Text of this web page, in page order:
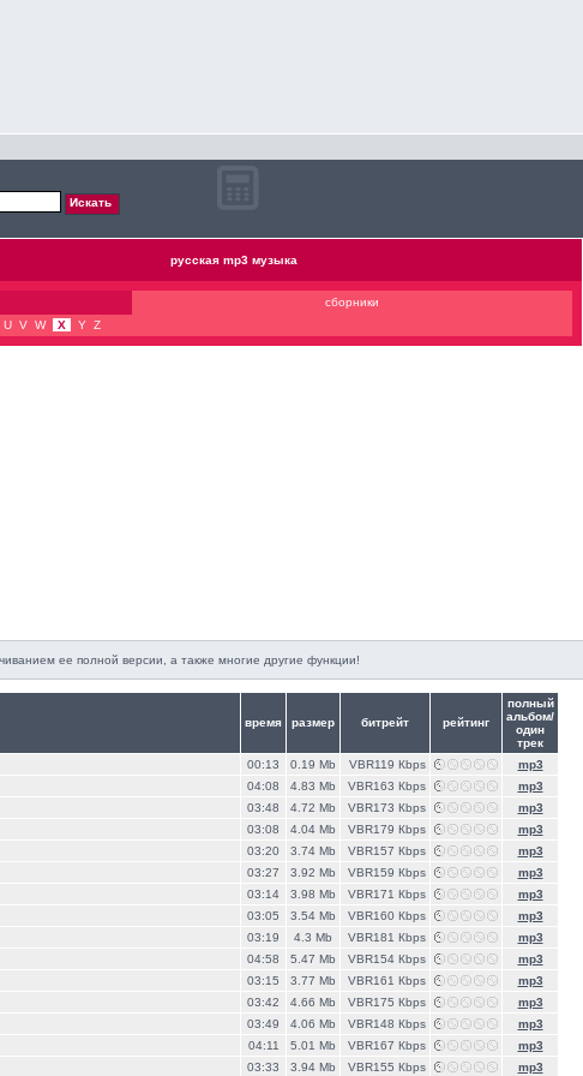
русская mp3 музыка
сборники
U V W X Y Z
ее полной версии, а также многие другие функции!
время размер битрейт рейтинг
полный
альбом/
один
трек
00:13 0.19 Mb VBR119 Кbps
mp3
04:08 4.83 Mb VBR163 Кbps
mp3
03:48 4.72 Mb VBR173 Кbps
mp3
03:08 4.04 Mb VBR179 Кbps
mp3
03:20 3.74 Mb VBR157 Кbps
mp3
03:27 3.92 Mb VBR159 Кbps
mp3
03:14 3.98 Mb VBR171 Кbps
mp3
03:05 3.54 Mb VBR160 Кbps
mp3
03:19 4.3 Mb VBR181 Кbps
mp3
04:58 5.47 Mb VBR154 Кbps
mp3
03:15 3.77 Mb VBR161 Кbps
mp3
03:42 4.66 Mb VBR175 Кbps
mp3
03:49 4.06 Mb VBR148 Кbps
mp3
04:11 5.01 Mb VBR167 Кbps
mp3
03:33 3.94 Mb VBR155 Кbps mp3